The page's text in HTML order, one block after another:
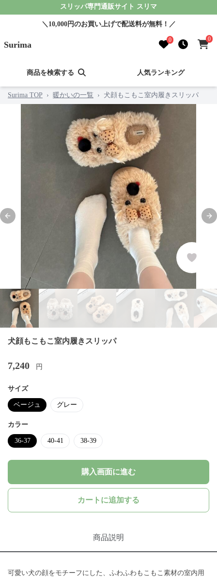
スリッパ専門通販サイト スリマ
＼10,000円のお買い上げで配送料が無料！／
Surima 0 0
商品を検索する 人気ランキング
Surima TOP › 暖かいの一覧 › 犬顔もこもこ室内履きスリッパ
Previous slide
犬顔もこもこ室内履きスリッパ
7,240 円
サイズ
ベージュ グレー
カラー
36-37 40-41 38-39
購入画面に進む
カートに追加する
商品説明
可愛い犬の顔をモチーフにした、ふわふわもこもこ素材の室内用